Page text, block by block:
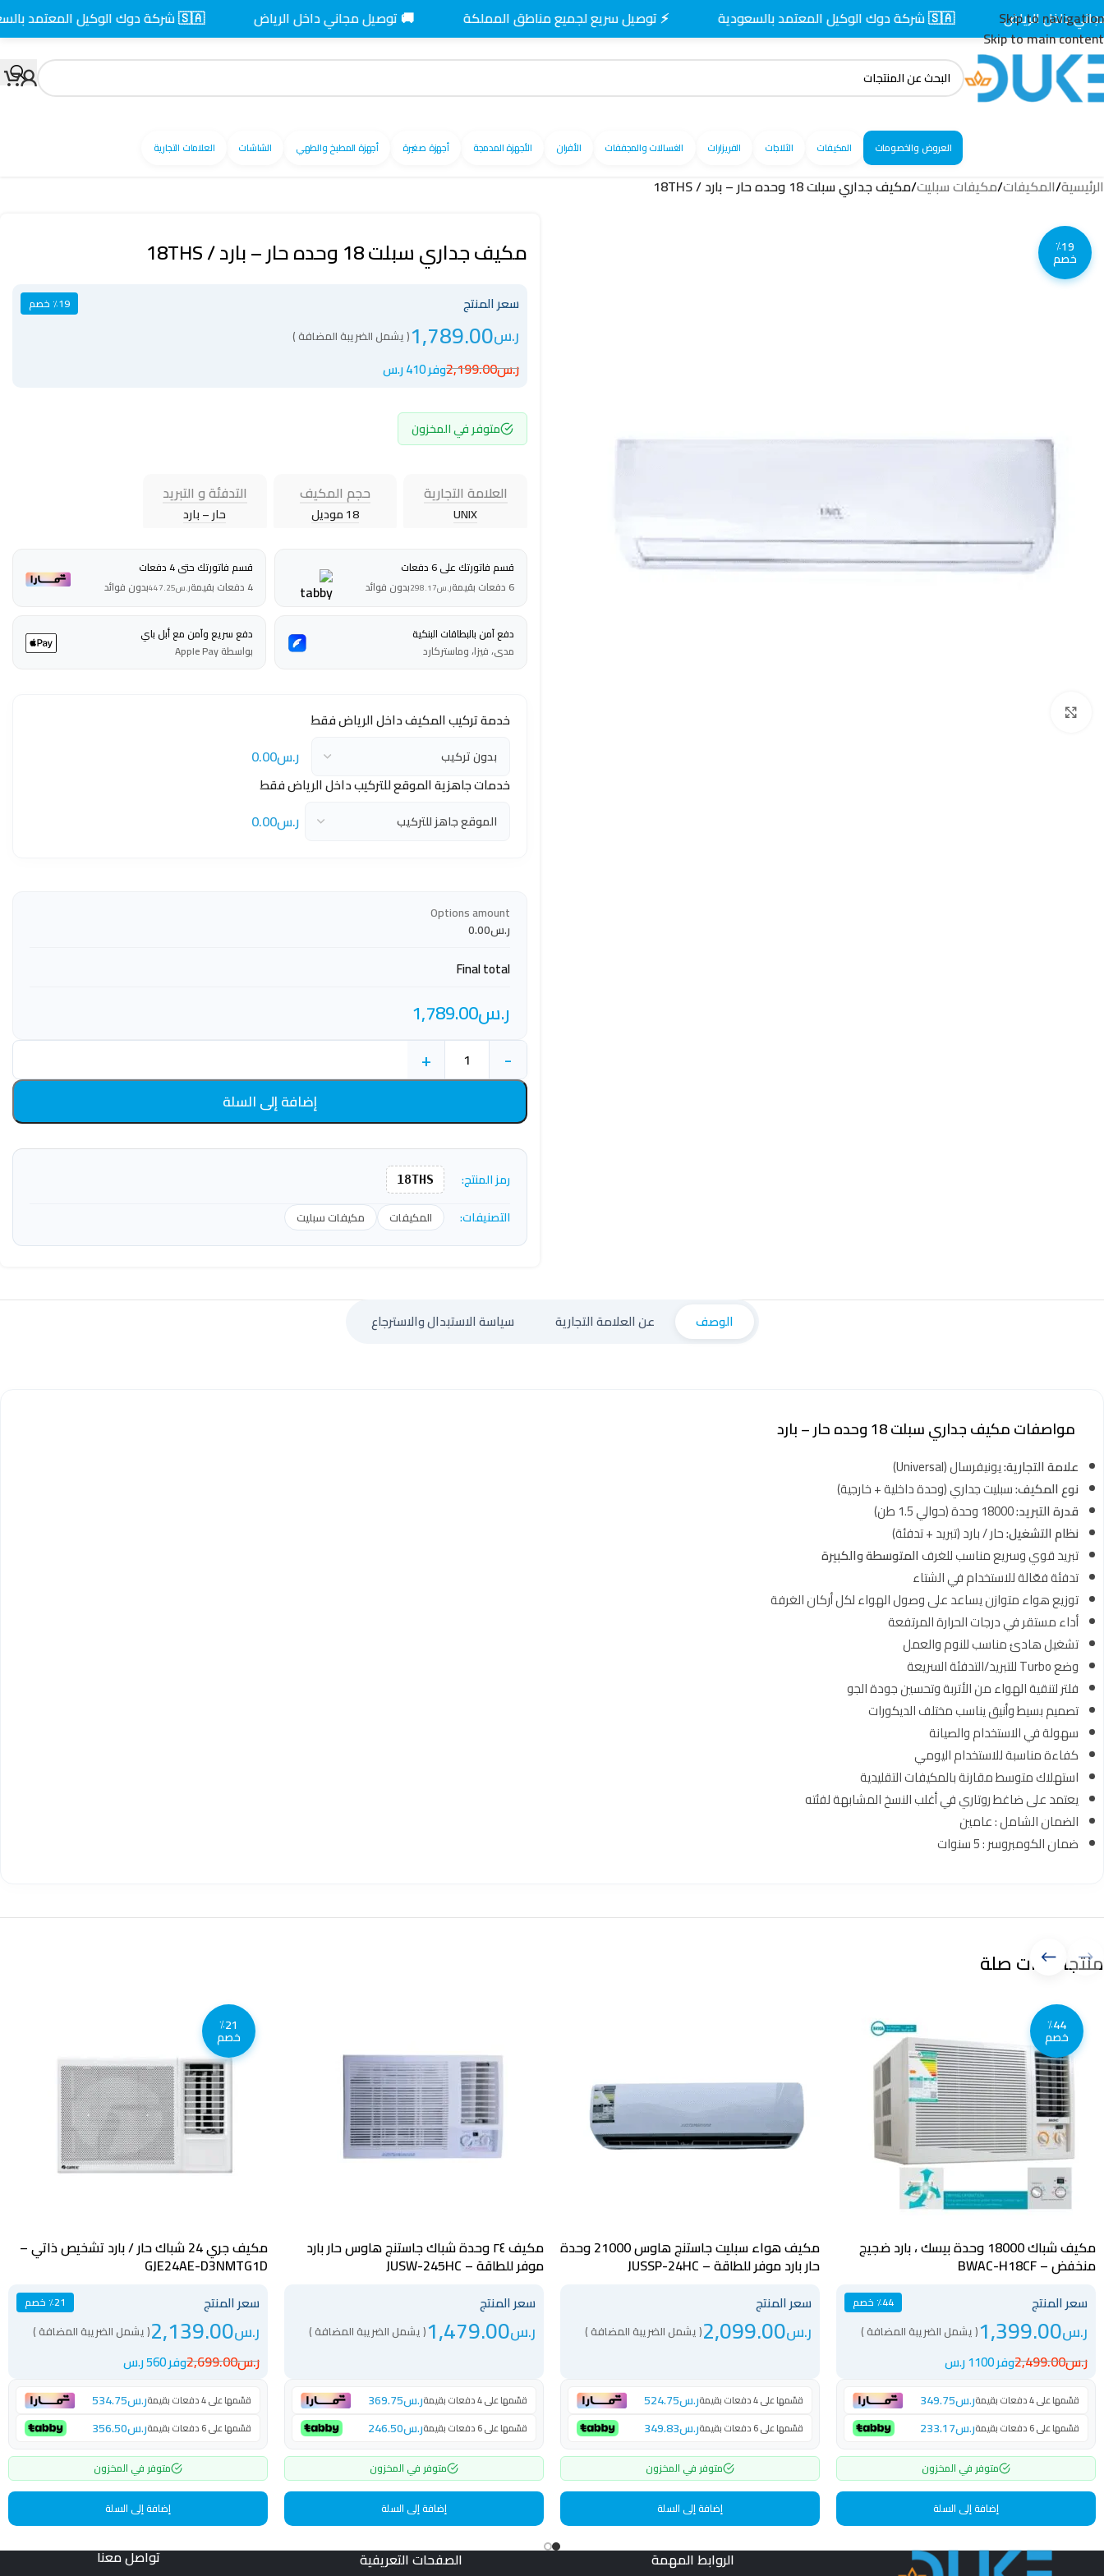
Skip to navigation
Skip to main content
العروض والخصومات المكيفات الثلاجات الفريزارات الغسالات والمجففات الأفران الأجهزة المدمجة أجهزة صغيرة أجهزة المطبخ والطهي الشاشات العلامات التجارية
الرئيسية/المكيفات/مكيفات سبليت/مكيف جداري سبلت 18 وحده حار – بارد / 18THS
٪19
خصم مكيف جداري سبلت 18 وحده حار – بارد / 18THS
سعر المنتج ٪19 خصم
ر.س1,789.00( يشمل الضريبة المضافة )
ر.س2,199.00وفر 410 ر.س
متوفر في المخزون
العلامة التجارية
UNIX
حجم المكيف
18 موديل
التدفئة و التبريد
حار – بارد
قسم فاتورتك على 6 دفعات
6 دفعات بقيمة
ر.س298.17بدون فوائد
قسم فاتورتك حتى 4 دفعات
4 دفعات بقيمة
ر.س447.25بدون فوائد
دفع آمن بالبطاقات البنكية
مدى، فيزا، وماستركارد
دفع سريع وآمن مع أبل باي
بواسطة Apple Pay
خدمة تركيب المكيف داخل الرياض فقط
ر.س0.00
خدمات جاهزية الموقع للتركيب داخل الرياض فقط
ر.س0.00
Options amount
ر.س0.00
Final total
ر.س1,789.00
-
+
إضافة إلى السلة
رمز المنتج: 18THS
التصنيفات: المكيفات مكيفات سبليت
الوصف عن العلامة التجارية سياسة الاستبدال والاسترجاع
مواصفات مكيف جداري سبلت 18 وحده حار – بارد
علامة التجارية:يونيفرسال (Universal)
نوع المكيف:سبليت جداري (وحدة داخلية + خارجية)
قدرة التبريد:
نظام التشغيل:حار / بارد (تبريد + تدفئة)
تبريد قوي وسريع مناسب للغرفالمتوسطة والكبيرة
تدفئة فعّالة للاستخدام في الشتاء
توزيع هواء متوازن يساعد على وصول الهواء لكل أركان الغرفة
أداء مستقر في درجات الحرارة المرتفعة
تشغيل هادئ مناسب للنوم والعمل
وضع Turbo للتبريد/التدفئة السريعة
فلتر لتنقية الهواء من الأتربة وتحسين جودة الجو
تصميم بسيط وأنيق يناسب مختلف الديكورات
سهولة في الاستخدام والصيانة
كفاءة مناسبة للاستخدام اليومي
استهلاك متوسط مقارنة بالمكيفات التقليدية
يعتمد على ضاغط روتاري في أغلب النسخ المشابهة لفئته
الضمان الشامل : عامين
ضمان الكومبروسر : 5 سنوات
منتجات ذات صلة
٪44
خصم
مكيف شباك 18000 وحدة بيسك ، بارد ضجيج
منخفض – BWAC-H18CF
سعر المنتج ٪44 خصم
ر.س1,399.00( يشمل الضريبة المضافة )
ر.س2,499.00وفر 1100 ر.س
قسّمها على 4 دفعات بقيمة ر.س349.75
قسّمها على 6 دفعات بقيمة ر.س233.17
متوفر في المخزون
إضافة إلى السلة
مكيف هواء سبليت جاستنج هاوس 21000 وحدة
حار بارد موفر للطاقة – JUSSP-24HC
سعر المنتج
ر.س2,099.00( يشمل الضريبة المضافة )
قسّمها على 4 دفعات بقيمة ر.س524.75
قسّمها على 6 دفعات بقيمة ر.س349.83
متوفر في المخزون
إضافة إلى السلة
مكيف ٢٤ وحدة شباك جاستنج هاوس حار بارد
موفر للطاقة – JUSW-245HC
سعر المنتج
ر.س1,479.00( يشمل الضريبة المضافة )
قسّمها على 4 دفعات بقيمة ر.س369.75
قسّمها على 6 دفعات بقيمة ر.س246.50
متوفر في المخزون
إضافة إلى السلة
٪21
خصم
مكيف جري 24 شباك حار / بارد تشخيص ذاتي –
GJE24AE-D3NMTG1D
سعر المنتج ٪21 خصم
ر.س2,139.00( يشمل الضريبة المضافة )
ر.س2,699.00وفر 560 ر.س
قسّمها على 4 دفعات بقيمة ر.س534.75
قسّمها على 6 دفعات بقيمة ر.س356.50
متوفر في المخزون
إضافة إلى السلة
الروابط المهمة الصفحات التعريفية تواصل معنا
الرياض ⚡ توصيل سريع لجميع مناطق المملكة 🚚 توصيل مجاني داخل الرياض